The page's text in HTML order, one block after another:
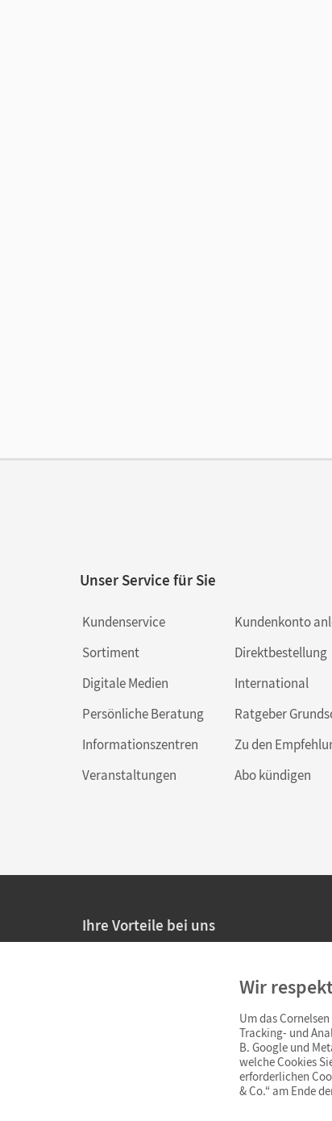
Unser Service für Sie
Kundenservice
Sortiment
Digitale Medien
Persönliche Beratung
Informationszentren
Veranstaltungen
Kundenkonto
Direktbestellung
International
Ratgeber
Zu den
Abo kündigen
Ihre Vorteile bei uns
Persönliche Angebote für Lehrkräfte
Sicheres Einkaufen mit SSL-
Widerrufsfristvon 4 Wochen
Schnelle und einfache
Wir
Um das
Tracking- und
B. Google und
welche Cookies
erforderlichen
& Co.“ am Ende